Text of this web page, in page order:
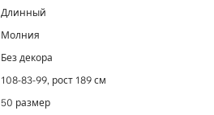
Длинный
Молния
Без декора
108-83-99, рост 189 см
50 размер